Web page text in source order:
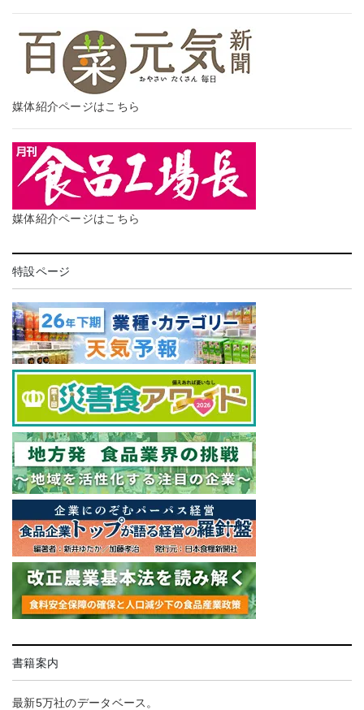
媒体紹介ページはこちら
媒体紹介ページはこちら
特設ページ
書籍案内
最新5万社のデータベース。